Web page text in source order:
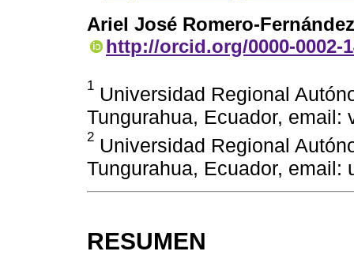
Ariel José Romero-Fernández
http://orcid.org/0000-0002-
1 Universidad Regional
Tungurahua, Ecuador, email:
2 Universidad Regional
Tungurahua, Ecuador, email:
RESUMEN